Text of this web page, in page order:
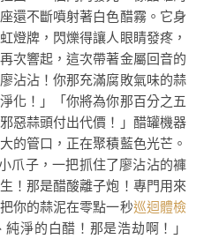
還不斷噴射著白色醋霧。它身
燈牌，閃爍得讓人眼睛發疼，
次響起，這次帶著金屬回音的
沾沾！你那充滿腐敗氣味的蒜
化！」「你將為你那百分之五
惡蒜頭付出代價！」醋罐機器
的管口，正在聚積藍色光芒。
爪子，一把抓住了廖沾沾的褲
！那是醋酸離子炮！專門用來
你的蒜泥在零點一秒巡迴體檢
純淨的白醋！那是浩劫啊！」